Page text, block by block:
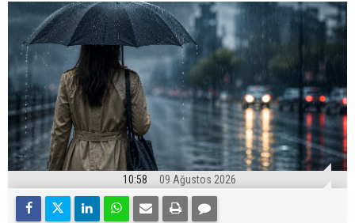
10:58 09 Ağustos 2026